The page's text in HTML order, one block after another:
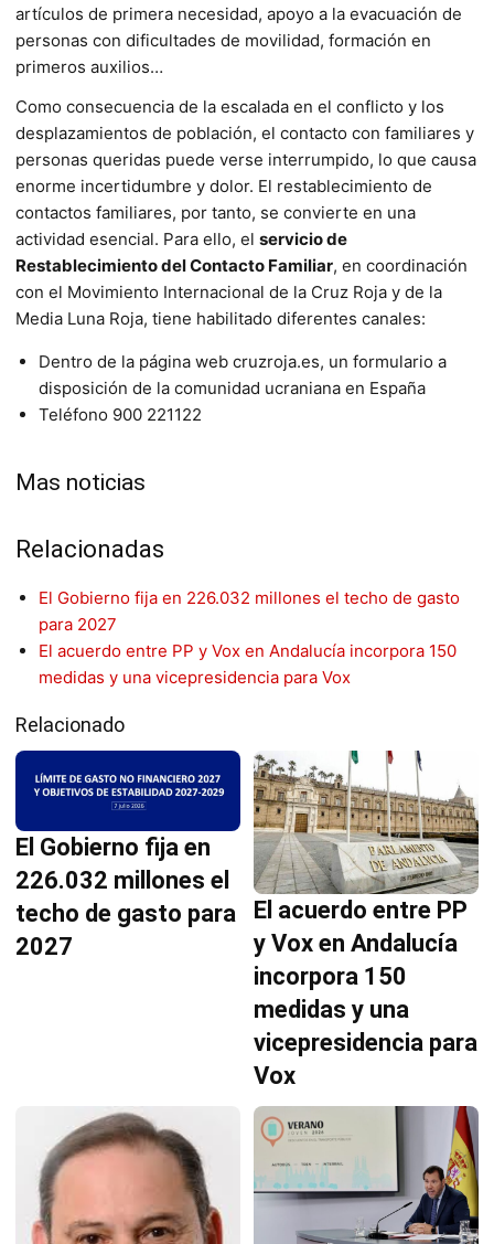
artículos de primera necesidad, apoyo a la evacuación de
personas con dificultades de movilidad, formación en
primeros auxilios…
Como consecuencia de la escalada en el conflicto y los
desplazamientos de población, el contacto con familiares y
personas queridas puede verse interrumpido, lo que causa
enorme incertidumbre y dolor. El restablecimiento de
contactos familiares, por tanto, se convierte en una
actividad esencial. Para ello, el servicio de
Restablecimiento del Contacto Familiar, en coordinación
con el Movimiento Internacional de la Cruz Roja y de la
Media Luna Roja, tiene habilitado diferentes canales:
Dentro de la página web cruzroja.es, un formulario a
disposición de la comunidad ucraniana en España
Teléfono 900 221122
Mas noticias
Relacionadas
El Gobierno fija en 226.032 millones el techo de gasto
para 2027
El acuerdo entre PP y Vox en Andalucía incorpora 150
medidas y una vicepresidencia para Vox
Relacionado
El Gobierno fija en
226.032 millones el
techo de gasto para
2027
El acuerdo entre PP
y Vox en Andalucía
incorpora 150
medidas y una
vicepresidencia para
Vox